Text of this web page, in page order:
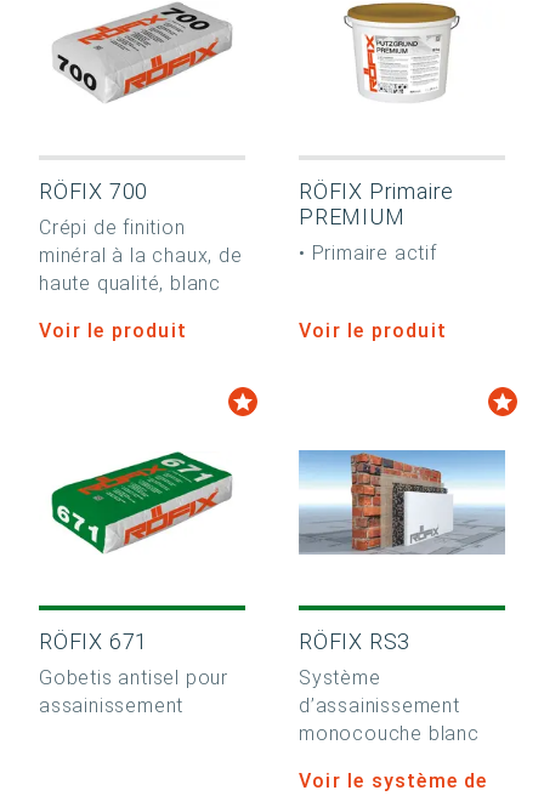
RÖFIX 700
Crépi de finition
minéral à la chaux, de
haute qualité, blanc
Voir le produit
RÖFIX Primaire
PREMIUM
• Primaire actif
Voir le produit
RÖFIX 671
Gobetis antisel pour
assainissement
RÖFIX RS3
Système
d’assainissement
monocouche blanc
Voir le système de